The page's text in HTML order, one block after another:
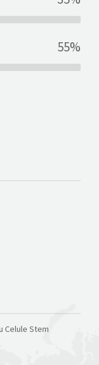
55%
Celule Stem